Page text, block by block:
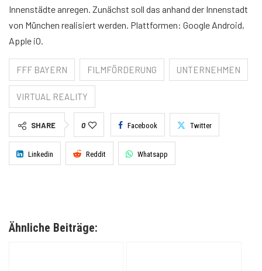
Innenstädte anregen. Zunächst soll das anhand der Innenstadt
von München realisiert werden. Plattformen: Google Android,
Apple iO.
FFF BAYERN FILMFÖRDERUNG UNTERNEHMEN
VIRTUAL REALITY
SHARE 0 Facebook Twitter
Linkedin Reddit Whatsapp
Ähnliche Beiträge: